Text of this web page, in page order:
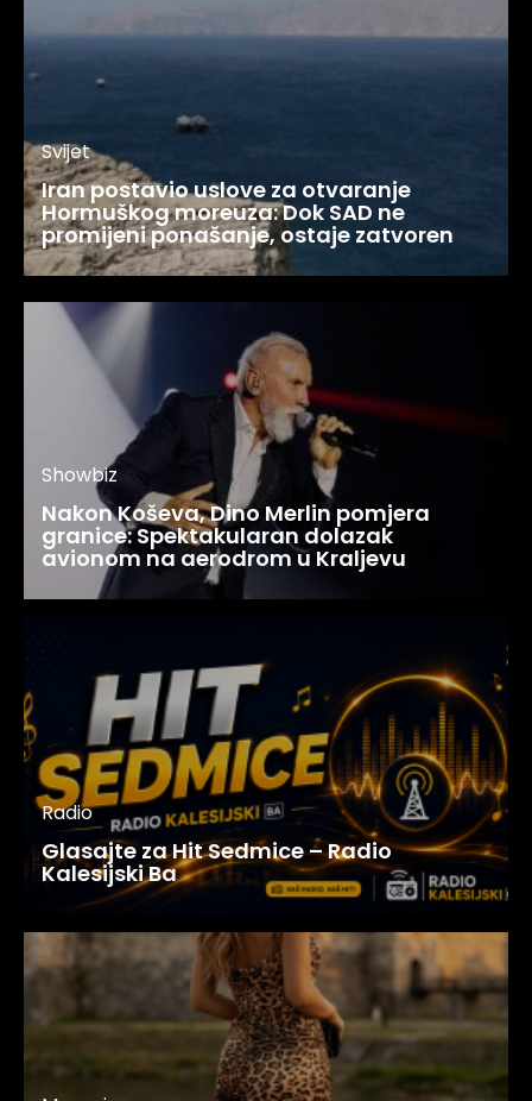
Svijet
Iran postavio uslove za otvaranje
Hormuškog moreuza: Dok SAD ne
promijeni ponašanje, ostaje zatvoren
Showbiz
Nakon Koševa, Dino Merlin pomjera
granice: Spektakularan dolazak
avionom na aerodrom u Kraljevu
Radio
Glasajte za Hit Sedmice – Radio
Kalesijski Ba